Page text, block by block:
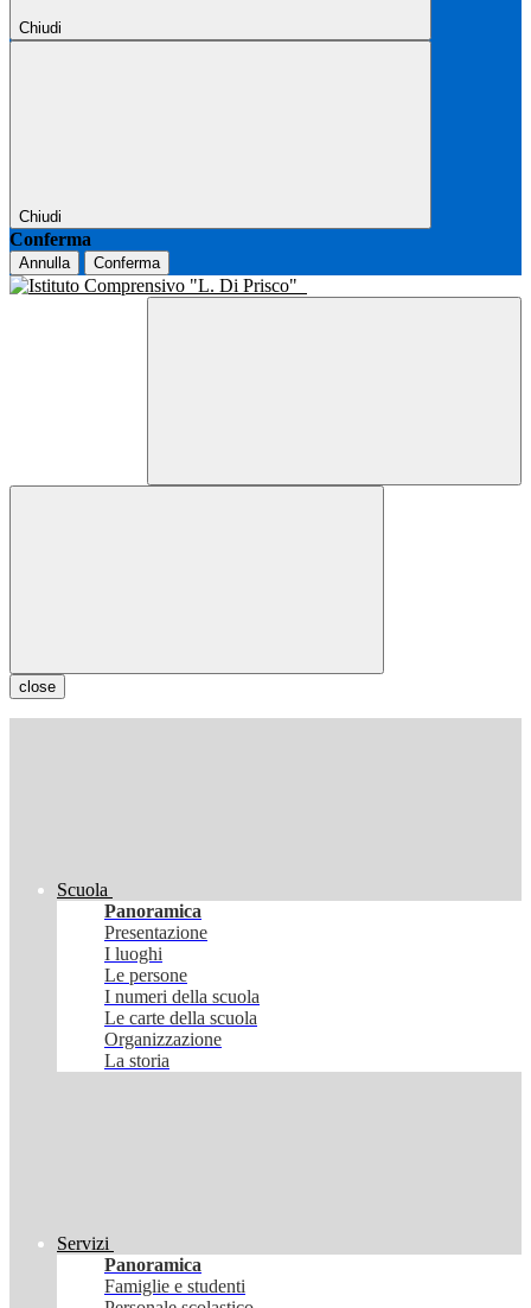
Chiudi
Chiudi
Conferma
Annulla Conferma
close
Scuola
Panoramica
Presentazione
I luoghi
Le persone
I numeri della scuola
Le carte della scuola
Organizzazione
La storia
Servizi
Panoramica
Famiglie e studenti